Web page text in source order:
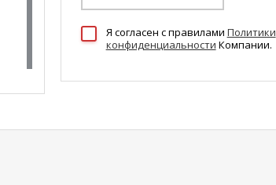
Я согласен c правилами Политики
конфиденциальности Компании.